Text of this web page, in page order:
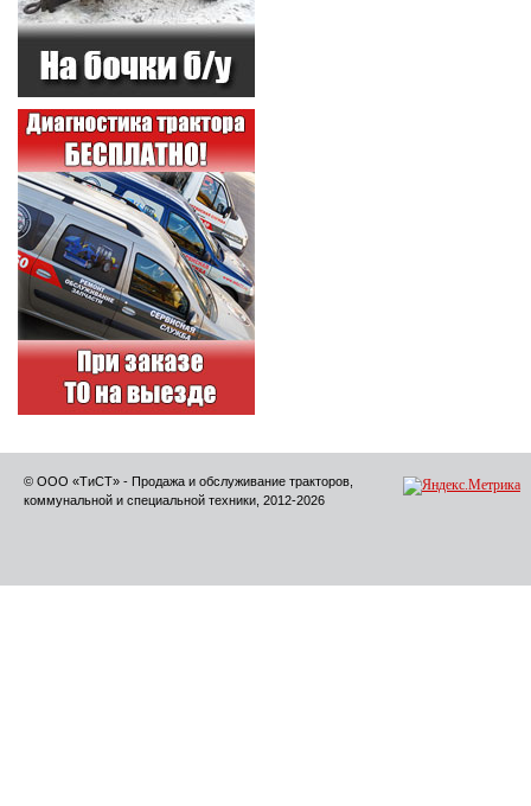
© ООО «ТиСТ» - Продажа и обслуживание тракторов,
коммунальной и специальной техники, 2012-2026